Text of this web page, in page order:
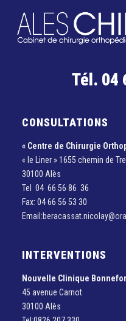
Tél. 04
CONSULTATIONS
« Centre de Chirurgie
« le Liner » 1655 chemin de
30100 Alès
Tel 04 66 56 86 36
Fax: 04 66 56 53 30
Email:
INTERVENTIONS
Nouvelle Clinique
45 avenue Carnot
30100 Alès